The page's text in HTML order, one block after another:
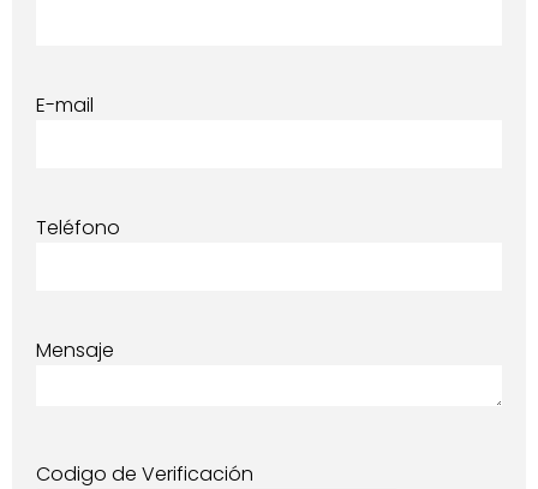
E-mail
Teléfono
Mensaje
Codigo de Verificación